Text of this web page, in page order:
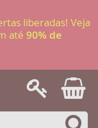
liberadas! Veja
até 90% de